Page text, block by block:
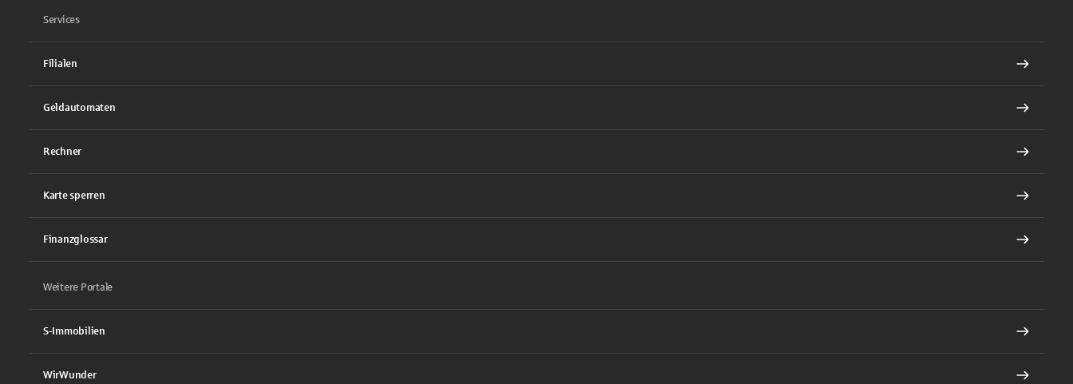
Services
Filialen
Geldautomaten
Rechner
Karte sperren
Finanzglossar
Weitere Portale
S-Immobilien
WirWunder